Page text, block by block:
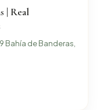
| Real
Bahía de Banderas,